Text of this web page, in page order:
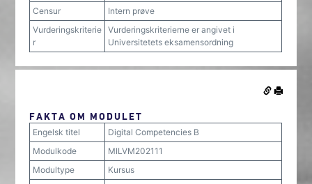
Censur
Intern prøve
Vurderingskriterie
r
Vurderingskriterierne er angivet i
Universitetets eksamensordning
FAKTA OM MODULET
Engelsk titel
Digital Competencies B
Modulkode
MILVM202111
Modultype
Kursus